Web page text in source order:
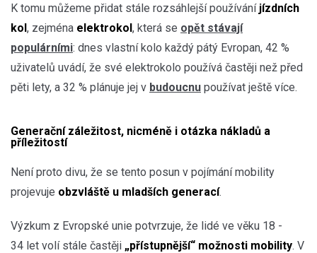
K tomu můžeme přidat stále rozsáhlejší používání jízdních
kol, zejména elektrokol, která se opět stávají
populárními: dnes vlastní kolo každý pátý Evropan, 42 %
uživatelů uvádí, že své elektrokolo používá častěji než před
pěti lety, a 32 % plánuje jej v budoucnu používat ještě více.
Generační záležitost, nicméně i otázka nákladů a
příležitostí
Není proto divu, že se tento posun v pojímání mobility
projevuje obzvláště u mladších generací.
Výzkum z Evropské unie potvrzuje, že lidé ve věku 18 -
34 let volí stále častěji „přístupnější“ možnosti mobility. V